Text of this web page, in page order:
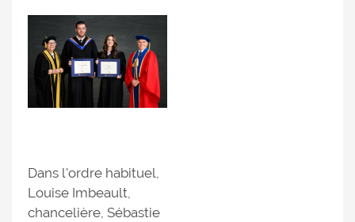
Dans l'ordre habituel,
Louise Imbeault,
chancelière, Sébastie